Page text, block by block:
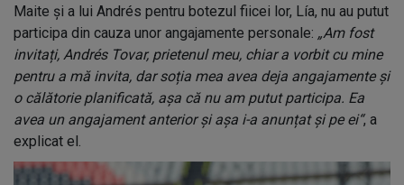
Maite și a lui Andrés pentru botezul fiicei lor, Lía, nu au putut
participa din cauza unor angajamente personale: „Am fost
invitați, Andrés Tovar, prietenul meu, chiar a vorbit cu mine
pentru a mă invita, dar soția mea avea deja angajamente și
o călătorie planificată, așa că nu am putut participa. Ea
avea un angajament anterior și așa i-a anunțat și pe ei“, a
explicat el.